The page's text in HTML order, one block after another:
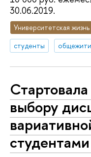
30.06.2019.
Университетская жизнь
студенты
выбору